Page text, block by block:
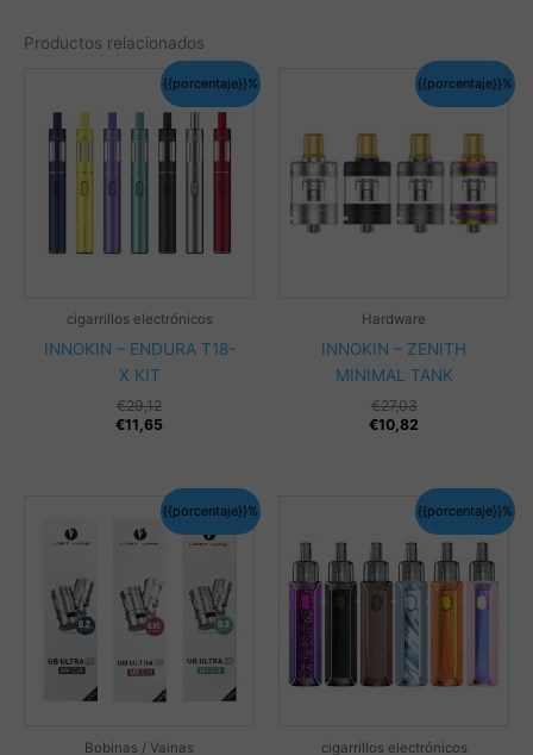
Productos relacionados
{{porcentaje}}%
cigarrillos electrónicos
INNOKIN – ENDURA T18-
X KIT
€29,12
€11,65
{{porcentaje}}%
Hardware
INNOKIN – ZENITH
MINIMAL TANK
€27,03
€10,82
{{porcentaje}}%
Bobinas / Vainas
{{porcentaje}}%
cigarrillos electrónicos